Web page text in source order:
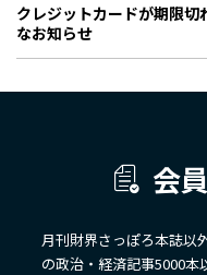
クレジットカードが期限
なお知らせ
会
月刊財界さっぽろ本誌以
の政治・経済記事5000本